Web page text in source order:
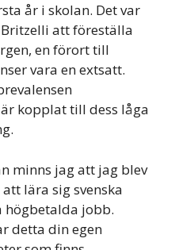
år i skolan. Det var
att föreställa
en förort till
vara en extsatt.
kopplat till dess låga
minns jag att jag blev
lära sig svenska
högbetalda jobb.
detta din egen